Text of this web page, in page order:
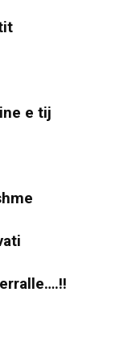
e tij